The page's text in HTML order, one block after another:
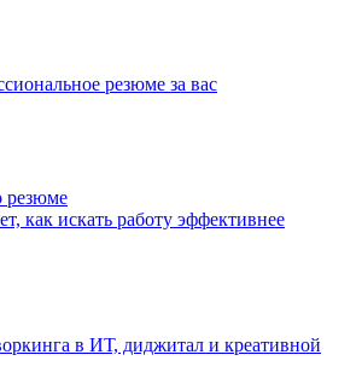
резюме за вас
резюме
как искать работу эффективнее
в ИТ, диджитал и креативной